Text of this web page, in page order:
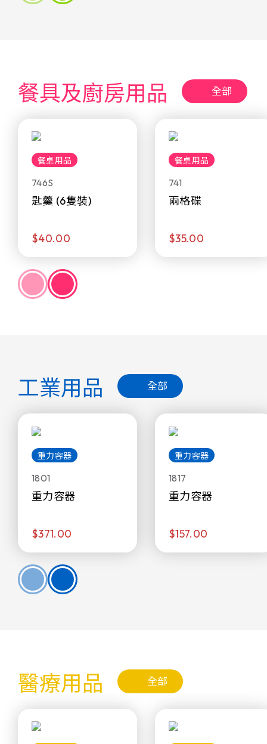
餐具及廚房用品 全部
餐桌用品
746S
匙羹 (6隻裝)
$40.00
餐桌用品
741
兩格碟
$35.00
工業用品 全部
重力容器
1801
重力容器
$371.00
重力容器
1817
重力容器
$157.00
醫療用品 全部